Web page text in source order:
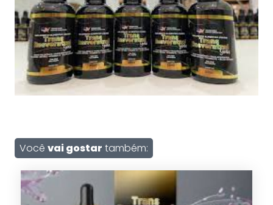
Você vai gostar também: